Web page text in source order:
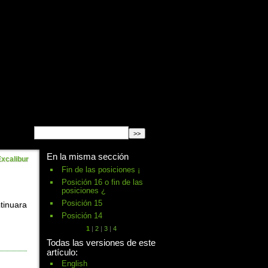
En la misma sección
Fin de las posiciones ¡
Posición 16 o fin de las
posiciones ¿
Posición 15
Posición 14
1| 2| 3| 4
Todas las versiones de este
artículo:
English